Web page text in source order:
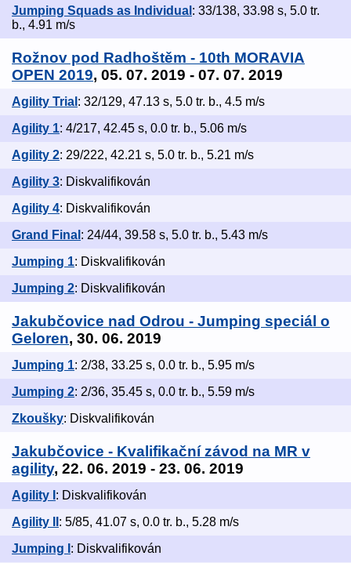
Jumping Squads as Individual : 33/138, 33.98 s, 5.0 tr.
b., 4.91 m/s
Rožnov pod Radhoštěm - 10th MORAVIA
OPEN 2019, 05. 07. 2019 - 07. 07. 2019
Agility Trial : 32/129, 47.13 s, 5.0 tr. b., 4.5 m/s
Agility 1: 4/217, 42.45 s, 0.0 tr. b., 5.06 m/s
Agility 2: 29/222, 42.21 s, 5.0 tr. b., 5.21 m/s
Agility 3: Diskvalifikován
Agility 4: Diskvalifikován
Grand Final : 24/44, 39.58 s, 5.0 tr. b., 5.43 m/s
Jumping 1: Diskvalifikován
Jumping 2: Diskvalifikován
Jakubčovice nad Odrou - Jumping speciál o
Geloren, 30. 06. 2019
Jumping 1: 2/38, 33.25 s, 0.0 tr. b., 5.95 m/s
Jumping 2: 2/36, 35.45 s, 0.0 tr. b., 5.59 m/s
Zkoušky: Diskvalifikován
Jakubčovice - Kvalifikační závod na MR v
agility, 22. 06. 2019 - 23. 06. 2019
Agility I : Diskvalifikován
Agility II : 5/85, 41.07 s, 0.0 tr. b., 5.28 m/s
Jumping I : Diskvalifikován